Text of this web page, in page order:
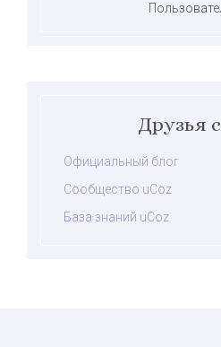
Друзья
Официальный блог
Сообщество uCoz
База знаний uCoz